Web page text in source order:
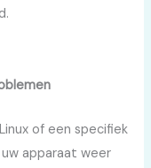
of een specifiek
apparaat weer